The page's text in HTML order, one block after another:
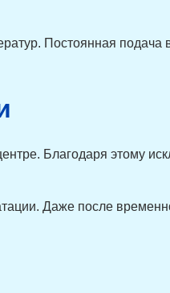
Постоянная подача
Благодаря этому
Даже после